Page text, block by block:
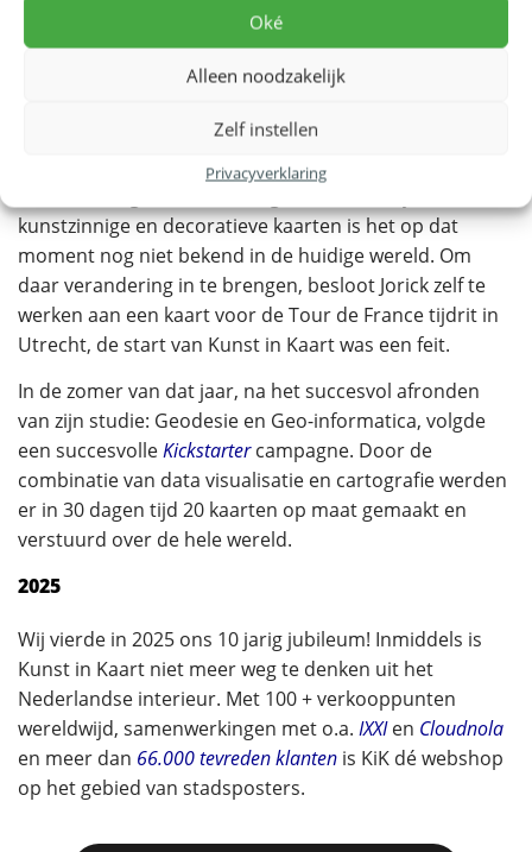
Oké
Alleen noodzakelijk
Zelf instellen
Privacyverklaring
In het najaar van 2014 ontwikkelde Jorick van Raalten
Utrecht. Het afstudeerproject, met de gelijknamige
titel: Kunst in Kaart, richtte zich op de kunstzinnige kant
kunstzinnige en decoratieve kaarten is het op dat
moment nog niet bekend in de huidige wereld. Om
daar verandering in te brengen, besloot Jorick zelf te
werken aan een kaart voor de Tour de France tijdrit in
Utrecht, de start van Kunst in Kaart was een feit.
In de zomer van dat jaar, na het succesvol afronden
van zijn studie: Geodesie en Geo-informatica, volgde
een succesvolleKickstartercampagne. Door de
combinatie van data visualisatie en cartografie werden
er in 30 dagen tijd 20 kaarten op maat gemaakt en
verstuurd over de hele wereld.
2025
Wij vierde in 2025 ons 10 jarig jubileum! Inmiddels is
Kunst in Kaart niet meer weg te denken uit het
Nederlandse interieur. Met 100 + verkooppunten
wereldwijd, samenwerkingen met o.a. IXXIen Cloudnola
en meer dan 66.000 tevreden klanten is KiK dé webshop
op het gebied van stadsposters.